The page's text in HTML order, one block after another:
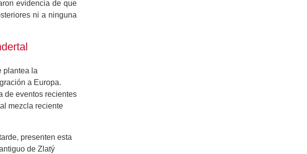
evidencia de que
ni a ninguna
plantea la
a Europa.
de eventos recientes
mezcla reciente
presenten esta
de Zlatý